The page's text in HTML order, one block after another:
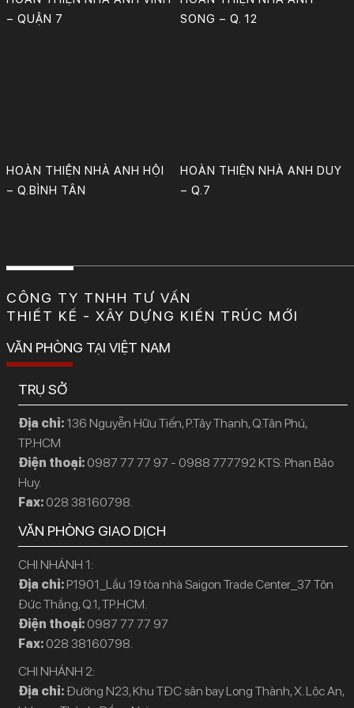
– QUẬN 7
SONG – Q. 12
HOÀN THIỆN NHÀ ANH HỘI
– Q.BÌNH TÂN
HOÀN THIỆN NHÀ ANH DUY
– Q.7
CÔNG TY TNHH TƯ VẤN
THIẾT KẾ - XÂY DỰNG KIẾN TRÚC MỚI
VĂN PHÒNG TẠI VIỆT NAM
TRỤ SỞ
Địa chỉ: 136 Nguyễn Hữu Tiến, P.Tây Thạnh, Q.Tân Phú,
TP.HCM
Điện thoại: 0987 77 77 97 - 0988 777792 KTS: Phan Bảo
Huy.
Fax: 028 38160798.
VĂN PHÒNG GIAO DỊCH
CHI NHÁNH 1:
Địa chỉ: P1901_Lầu 19 tòa nhà Saigon Trade Center_37 Tôn
Đức Thắng, Q.1, TP.HCM.
Điện thoại: 0987 77 77 97
Fax: 028 38160798.
CHI NHÁNH 2:
Địa chỉ:Đường N23, Khu TĐC sân bay Long Thành, X. Lộc An,